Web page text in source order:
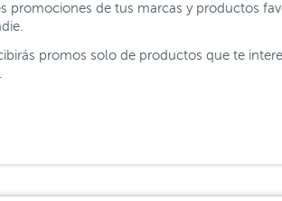
promociones de tus marcas y productos
promos solo de productos que te